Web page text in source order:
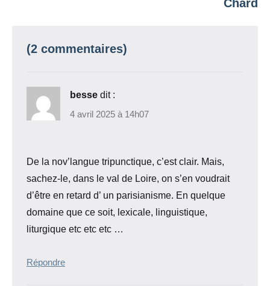
Chard
(2 commentaires)
besse dit :
4 avril 2025 à 14h07
De la nov’langue tripunctique, c’est clair. Mais,
sachez-le, dans le val de Loire, on s’en voudrait
d’être en retard d’ un parisianisme. En quelque
domaine que ce soit, lexicale, linguistique,
liturgique etc etc etc …
Répondre